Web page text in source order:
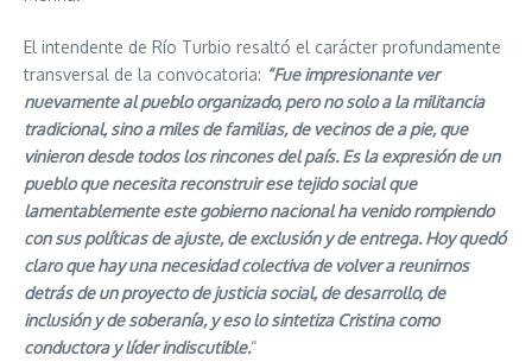
El intendente de Río Turbio resaltó el carácter profundamente
transversal de la convocatoria: “Fue impresionante ver
nuevamente al pueblo organizado, pero no solo a la militancia
tradicional, sino a miles de familias, de vecinos de a pie, que
vinieron desde todos los rincones del país. Es la expresión de un
pueblo que necesita reconstruir ese tejido social que
lamentablemente este gobierno nacional ha venido rompiendo
con sus políticas de ajuste, de exclusión y de entrega. Hoy quedó
claro que hay una necesidad colectiva de volver a reunirnos
detrás de un proyecto de justicia social, de desarrollo, de
inclusión y de soberanía, y eso lo sintetiza Cristina como
conductora y líder indiscutible.“